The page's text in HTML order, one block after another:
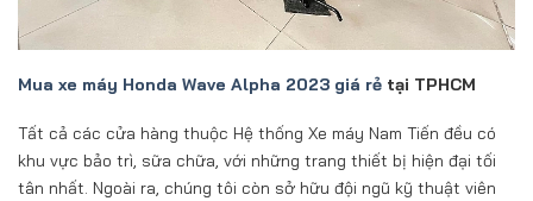
Mua xe máy Honda Wave Alpha 2023 giá rẻ tại TPHCM
Tất cả các cửa hàng thuộc Hệ thống Xe máy Nam Tiến đều có
khu vực bảo trì, sữa chữa, với những trang thiết bị hiện đại tối
tân nhất. Ngoài ra, chúng tôi còn sở hữu đội ngũ kỹ thuật viên